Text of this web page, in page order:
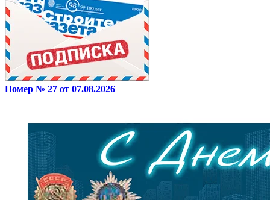
Номер № 27 от 07.08.2026